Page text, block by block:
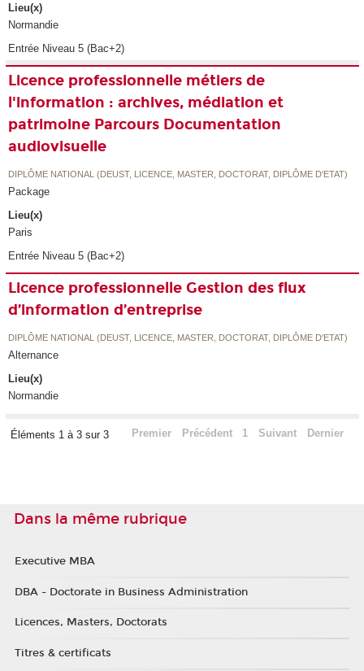
Lieu(x)
Normandie
Entrée Niveau 5 (Bac+2)
Licence professionnelle métiers de
l'information : archives, médiation et
patrimoine Parcours Documentation
audiovisuelle
DIPLÔME NATIONAL (DEUST, LICENCE, MASTER, DOCTORAT, DIPLÔME D'ETAT)
Package
Lieu(x)
Paris
Entrée Niveau 5 (Bac+2)
Licence professionnelle Gestion des flux
d’information d’entreprise
DIPLÔME NATIONAL (DEUST, LICENCE, MASTER, DOCTORAT, DIPLÔME D'ETAT)
Alternance
Lieu(x)
Normandie
Éléments 1 à 3 sur 3 Premier Précédent 1 Suivant Dernier
Dans la même rubrique
Executive MBA
DBA - Doctorate in Business Administration
Licences, Masters, Doctorats
Titres & certificats